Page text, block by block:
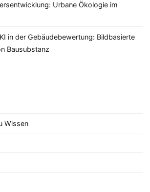
Urbane Ökologie im
in der Gebäudebewertung: Bildbasierte
Bausubstanz
Wissen